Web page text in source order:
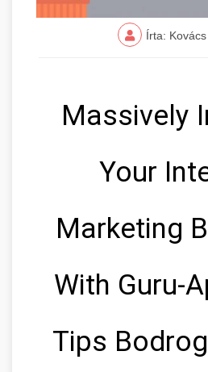
Írta:
Massively
Your
Marketing
With Guru-
Tips